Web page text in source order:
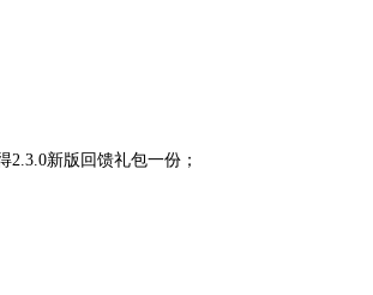
新版回馈礼包一份；